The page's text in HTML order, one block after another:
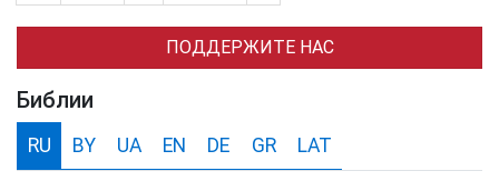
ПОДДЕРЖИТЕ НАС
Библии
RU BY UA EN DE GR LAT